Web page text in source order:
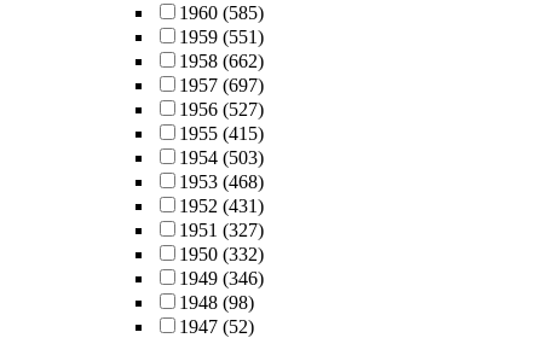
1960 (585)
1959 (551)
1958 (662)
1957 (697)
1956 (527)
1955 (415)
1954 (503)
1953 (468)
1952 (431)
1951 (327)
1950 (332)
1949 (346)
1948 (98)
1947 (52)